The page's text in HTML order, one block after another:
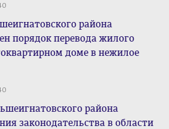
района
порядок перевода жилого
доме в нежилое
района
законодательства в области